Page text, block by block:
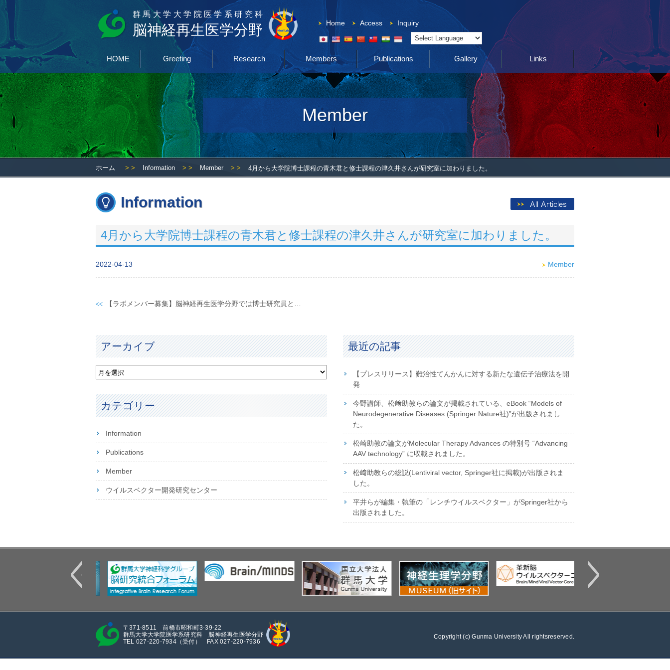
群馬大学大学院医学系研究科
脳神経再生医学分野 Home Access Inquiry
Powered by Translate
HOME Greeting Research Members Publications Gallery Links
Member
ホーム > > Information > > Member > > 4月から大学院博士課程の青木君と修士課程の津久井さんが研究室に加わりました。
Information
4月から大学院博士課程の青木君と修士課程の津久井さんが研究室に加わりました。
2022-04-13 Member
アーカイブ
カテゴリー
Information
Publications
Member
ウイルスベクター開発研究センター
最近の記事
【プレスリリース】難治性てんかんに対する新たな遺伝子治療法を開
発
今野講師、松﨑助教らの論文が掲載されている、eBook “Models of
Neurodegenerative Diseases (Springer Nature社)”が出版されまし
た。
松崎助教の論文がMolecular Therapy Advances の特別号 “Advancing
AAV technology” に収載されました。
松﨑助教らの総説(Lentiviral vector, Springer社に掲載)が出版されま
した。
平井らが編集・執筆の「レンチウイルスベクター」がSpringer社から
出版されました。
〒371-8511 前橋市昭和町3-39-22
群馬大学大学院医学系研究科 脳神経再生医学分野
TEL 027-220-7934（受付） FAX 027-220-7936
Copyright (c) Gunma University All rightsreserved.